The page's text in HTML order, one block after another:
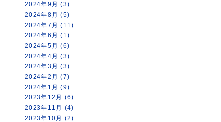
2024年9月 (3)
2024年8月 (5)
2024年7月 (11)
2024年6月 (1)
2024年5月 (6)
2024年4月 (3)
2024年3月 (3)
2024年2月 (7)
2024年1月 (9)
2023年12月 (6)
2023年11月 (4)
2023年10月 (2)